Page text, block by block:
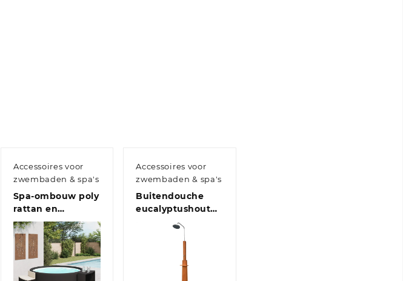
Accessoires voor
zwembaden & spa's
Spa-ombouw poly
rattan en
acaciahout zwart
Accessoires voor
zwembaden & spa's
Buitendouche
eucalyptushout